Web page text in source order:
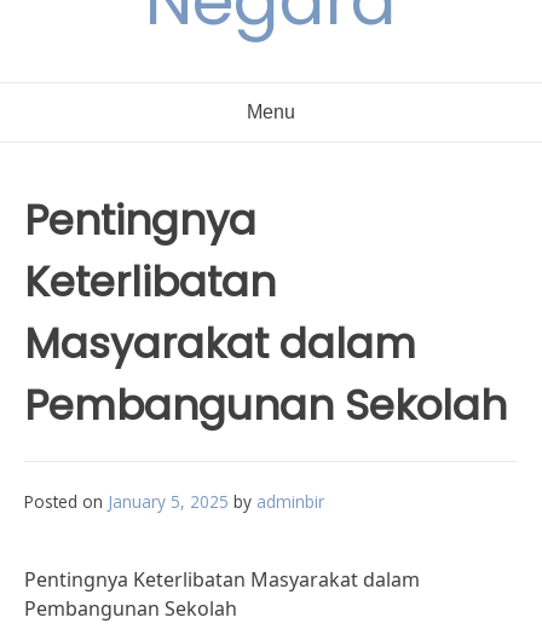
Menu
Pentingnya
Keterlibatan
Masyarakat dalam
Pembangunan Sekolah
Posted on January 5, 2025 by adminbir
Pentingnya Keterlibatan Masyarakat dalam
Pembangunan Sekolah